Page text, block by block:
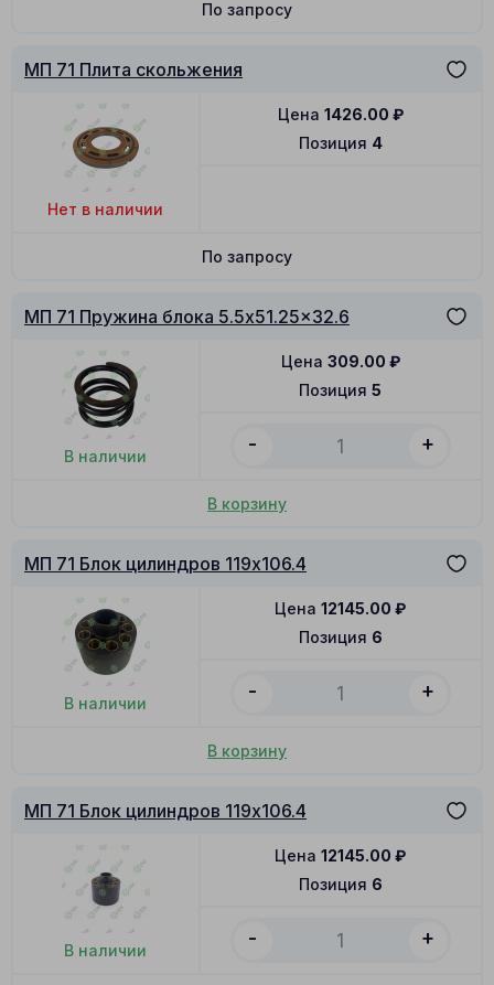
По запросу
МП 71 Плита скольжения
Нет в наличии
Позиция 4
Цена 1426.00 ₽
По запросу
МП 71 Пружина блока 5.5x51.25x32.6
В наличии
Позиция 5
Цена 309.00 ₽
- +
В корзину
МП 71 Блок цилиндров 119x106.4
В наличии
Позиция 6
Цена 12145.00 ₽
- +
В корзину
МП 71 Блок цилиндров 119x106.4
В наличии
Позиция 6
Цена 12145.00 ₽
- +